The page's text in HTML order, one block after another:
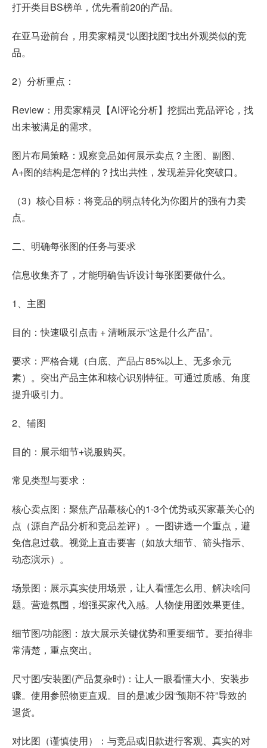
打开类目BS榜单，优先看前20的产品。
在亚马逊前台，用卖家精灵“以图找图”找出外观类似的竞
品。
2）分析重点：
Review：用卖家精灵【AI评论分析】挖掘出竞品评论，找
出未被满足的需求。
图片布局策略：观察竞品如何展示卖点？主图、副图、
A+图的结构是怎样的？找出共性，发现差异化突破口。
（3）核心目标：将竞品的弱点转化为你图片的强有力卖
点。
二、明确每张图的任务与要求
信息收集齐了，才能明确告诉设计每张图要做什么。
1、主图
目的：快速吸引点击 + 清晰展示“这是什么产品”。
要求：严格合规（白底、产品占85%以上、无多余元
素）。突出产品主体和核心识别特征。可通过质感、角度
提升吸引力。
2、辅图
目的：展示细节+说服购买。
常见类型与要求：
核心卖点图：聚焦产品蕞核心的1-3个优势或买家蕞关心的
点（源自产品分析和竞品差评）。一图讲透一个重点，避
免信息过载。视觉上直击要害（如放大细节、箭头指示、
动态演示）。
场景图：展示真实使用场景，让人看懂怎么用、解决啥问
题。营造氛围，增强买家代入感。人物使用图效果更佳。
细节图/功能图：放大展示关键优势和重要细节。要拍得非
常清楚，重点突出。
尺寸图/安装图(产品复杂时)：让人一眼看懂大小、安装步
骤。使用参照物更直观。目的是减少因“预期不符”导致的
退货。
对比图（谨慎使用）：与竞品或旧款进行客观、真实的对